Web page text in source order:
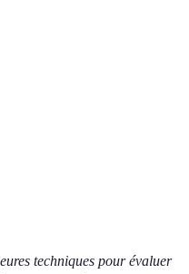
techniques pour évaluer